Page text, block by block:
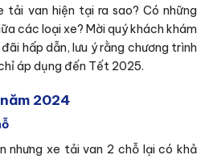
tải van hiện tại ra sao? Có những
các loại xe? Mời quý khách khám
hấp dẫn, lưu ý rằng chương trình
áp dụng đến Tết 2025.
2024
nhưng xe tải van 2 chỗ lại có khả